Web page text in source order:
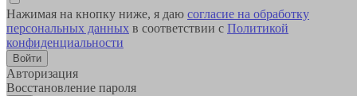
Нажимая на кнопку ниже, я даю согласие на обработку
персональных данных в соответствии с Политикой
конфиденциальности
Авторизация
Восстановление пароля